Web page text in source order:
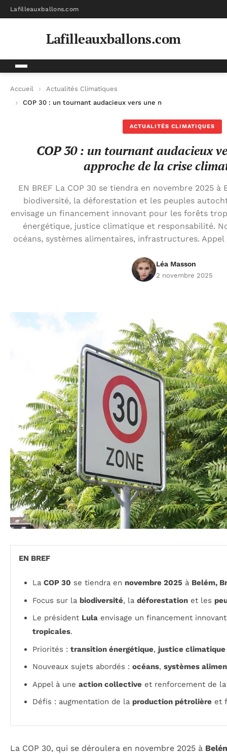
Lafilleauxballons.com
Lafilleauxballons.com
Accueil
Actualités Climatiques
COP 30 : un tournant audacieux vers une nouvelle approche
ACTUALITÉS CLIMATIQUES
COP 30 : un tournant audacieux
approche de la crise
EN BREF La COP 30 se tiendra en novembre 2025 à
biodiversité, la déforestation et les peuples
envisage un financement innovant pour les forêts
énergétique, justice climatique et responsabilité.
océans, systèmes alimentaires, infrastructures.
Léa Masson
2 novembre 2025
EN BREF
La COP 30 se tiendra en novembre 2025 à Belém,
Focus sur la biodiversité, la déforestation et les
Le président Lula envisage un financement
tropicales.
Priorités : transition énergétique, justice climatique
Nouveaux sujets abordés : océans, systèmes
Appel à une action collective et renforcement de
Défis : augmentation de la production pétrolière et
La COP 30, qui se déroulera en novembre 2025 à